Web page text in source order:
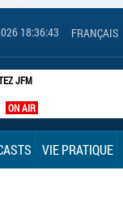
FRANÇAIS
18:36:44
ON AIR
JFM
VIE PRATIQUE